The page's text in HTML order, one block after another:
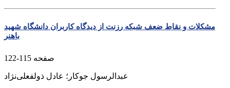
مشکلات و نقاط ضعف شبکه رزنت از دیدگاه کاربران دانشگاه شهید
باهنر
صفحه 115-122
عبدالرسول جوکار؛ عادل ذولفعلی‌نژاد